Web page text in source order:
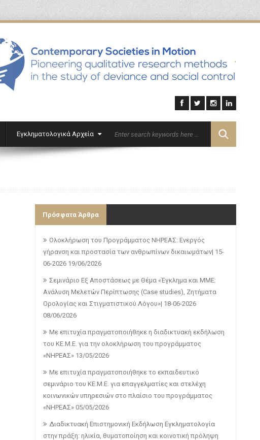
'
Εγκληματολογικά Αρχεία Επικοινωνία English
Πρόσφατα Άρθρα
Ολοκλήρωση του Προγράμματος ΝΗΡΕΑΣ: Ενεργός
γήρανση και προστασία των ανθρωπίνων δικαιωμάτων| 15-
06-2026 19/06/2026
Σεμινάριο Εξ Αποστάσεως με Θέμα «Έγκλημα και ΜΜΕ:
Ανάλυση Μελετών Περίπτωσης (Case studies), Ζητήματα
Ορολογίας και Στιγματιστικού Λόγου»| 18-06-2026
08/06/2026
Με επιτυχία πραγματοποιήθηκε η διαδικτυακή εκδήλωση
του ΚΕ.Μ.Ε. για την ολοκλήρωση του προγράμματος
«ΝΗΡΕΑΣ» 13/05/2026
Με επιτυχία πραγματοποιήθηκε το εκπαιδευτικό
σεμινάριο του ΚΕ.Μ.Ε. για επαγγελματίες και στελέχη
κοινωνικών υπηρεσιών στο πλαίσιο του προγράμματος
«ΝΗΡΕΑΣ» 05/05/2026
Διαδικτυακή Επιστημονική Εκδήλωση Εγκληματολογία
στην πράξη: ηλικία, θυματοποίηση και κοινοτική πρόληψη